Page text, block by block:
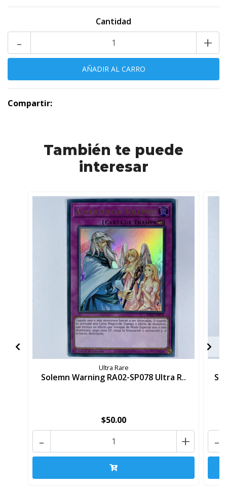
Cantidad
+
-
Compartir:
También te puede
interesar
Ultra Rare
Solemn Warning RA02-SP078 Ultra R..
$50.00
+
- -